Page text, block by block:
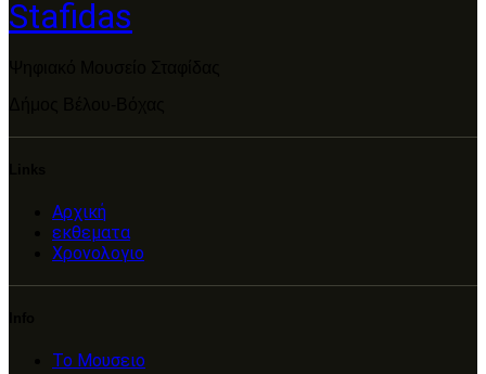
Αρχική
εκθεματα
Χρονολογιο
Το Μουσειο